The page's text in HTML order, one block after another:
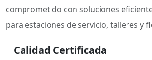
comprometido con soluciones
para estaciones de servicio, talleres y
Calidad Certificada